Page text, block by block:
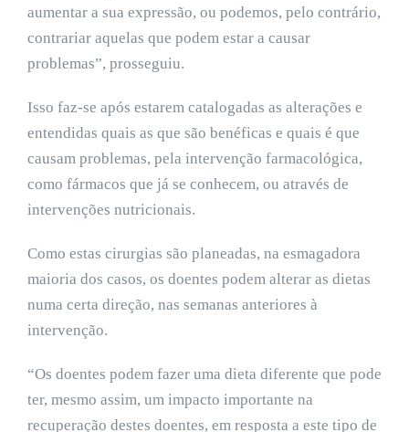
aumentar a sua expressão, ou podemos, pelo contrário,
contrariar aquelas que podem estar a causar
problemas”, prosseguiu.
Isso faz-se após estarem catalogadas as alterações e
entendidas quais as que são benéficas e quais é que
causam problemas, pela intervenção farmacológica,
como fármacos que já se conhecem, ou através de
intervenções nutricionais.
Como estas cirurgias são planeadas, na esmagadora
maioria dos casos, os doentes podem alterar as dietas
numa certa direção, nas semanas anteriores à
intervenção.
“Os doentes podem fazer uma dieta diferente que pode
ter, mesmo assim, um impacto importante na
recuperação destes doentes, em resposta a este tipo de